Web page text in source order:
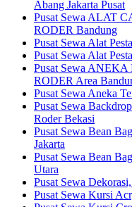
Abang Jakarta Pusat
Pusat Sewa ALAT
RODER Bandung
Pusat Sewa Alat
Pusat Sewa Alat
Pusat Sewa
RODER Area
Pusat Sewa Aneka
Pusat Sewa
Roder Bekasi
Pusat Sewa Bean
Jakarta
Pusat Sewa Bean
Utara
Pusat Sewa
Pusat Sewa Kursi